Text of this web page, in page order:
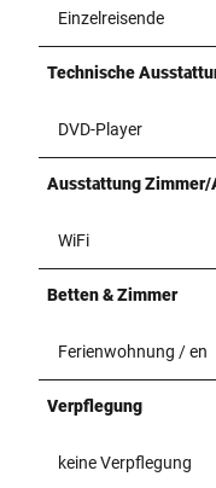
Einzelreisende
Technische
DVD-Player
Ausstattung
WiFi
Betten & Zimmer
Ferienwohnung / en
Verpflegung
keine Verpflegung